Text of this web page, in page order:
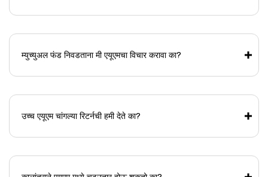
म्युच्युअल फंड निवडताना मी एयूएमचा विचार करावा का?
उच्च एयूएम चांगल्या रिटर्नची हमी देते का?